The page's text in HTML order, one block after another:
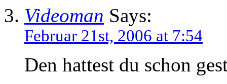
Videoman Says:
Februar 21st, 2006 at 7:54
Den hattest du schon